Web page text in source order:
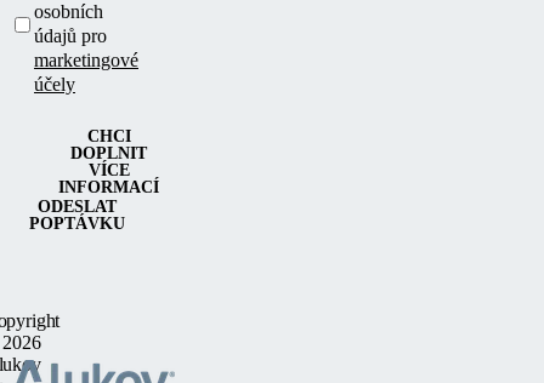
osobních
údajů pro
marketingové
účely
ODESLAT
POPTÁVKU
CHCI
DOPLNIT
VÍCE
INFORMACÍ